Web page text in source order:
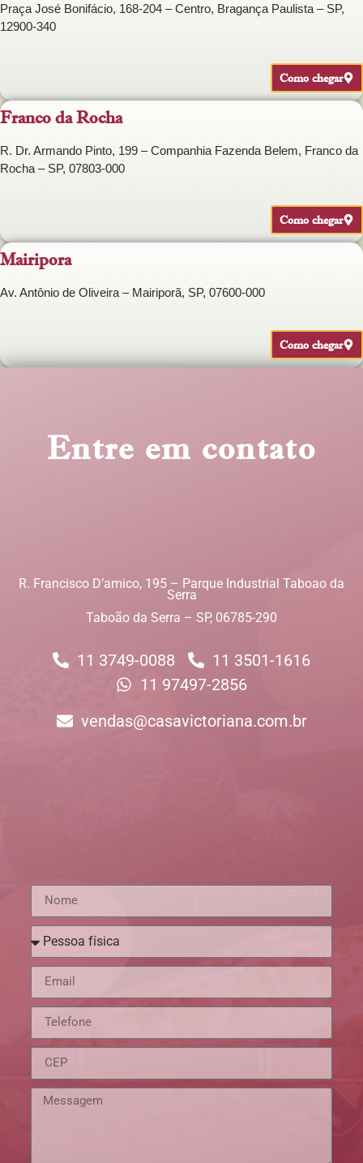
Praça José Bonifácio, 168-204 – Centro, Bragança Paulista – SP,
12900-340
Como chegar
Franco da Rocha
R. Dr. Armando Pinto, 199 – Companhia Fazenda Belem, Franco da
Rocha – SP, 07803-000
Como chegar
Mairipora
Av. Antônio de Oliveira – Mairiporã, SP, 07600-000
Como chegar
Entre em contato
R. Francisco D’amico, 195 – Parque Industrial Taboao da
Serra
Taboão da Serra – SP, 06785-290
11 3749-0088
11 3501-1616
11 97497-2856
vendas@casavictoriana.com.br